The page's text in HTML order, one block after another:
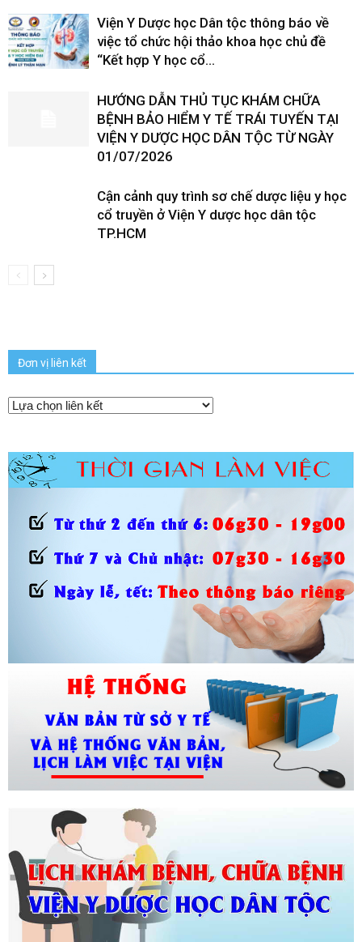
Viện Y Dược học Dân tộc thông báo về
việc tổ chức hội thảo khoa học chủ đề
“Kết hợp Y học cổ...
HƯỚNG DẪN THỦ TỤC KHÁM CHỮA
BỆNH BẢO HIỂM Y TẾ TRÁI TUYẾN TẠI
VIỆN Y DƯỢC HỌC DÂN TỘC TỪ NGÀY
01/07/2026
Cận cảnh quy trình sơ chế dược liệu y học
cổ truyền ở Viện Y dược học dân tộc
TP.HCM
Đơn vị liên kết